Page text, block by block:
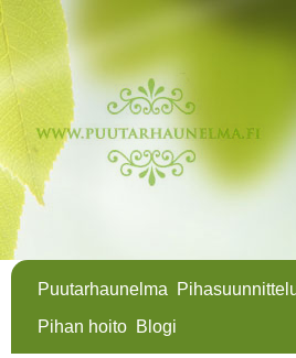
Puutarhaunelma
Pihan hoito Blogi